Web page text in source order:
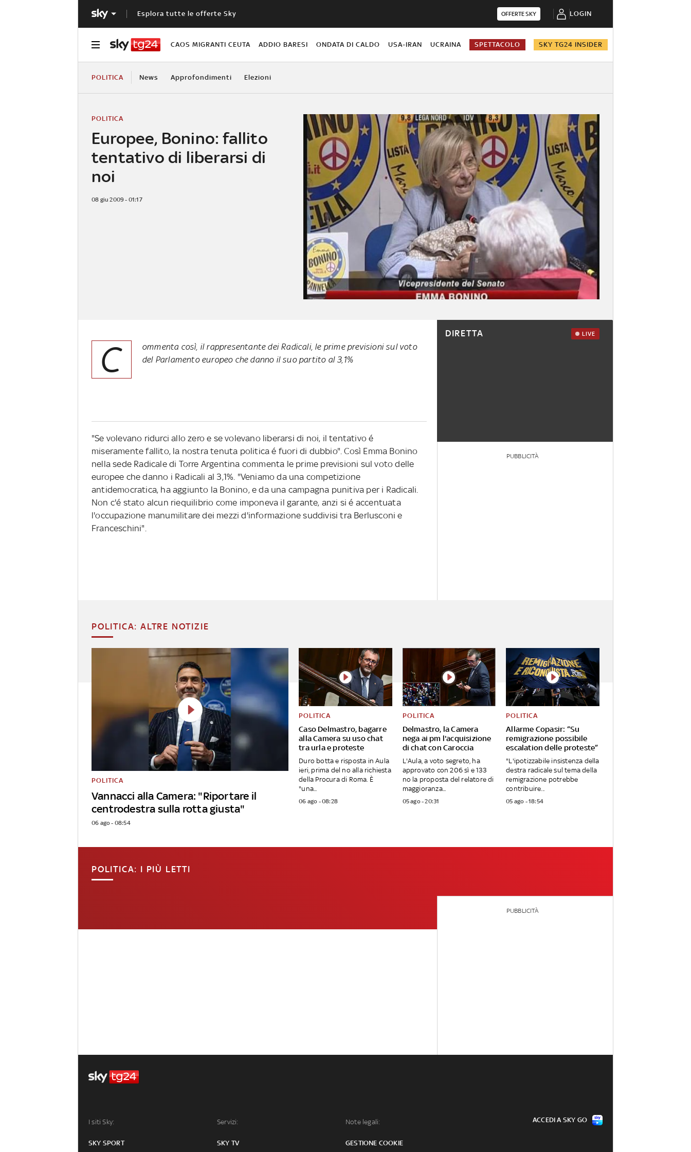
Esplora tutte le offerte Sky OFFERTE SKY LOGIN
CAOS MIGRANTI CEUTA ADDIO BARESI ONDATA DI CALDO USA-IRAN UCRAINA SPETTACOLO SKY TG24 INSIDER
POLITICA News Approfondimenti Elezioni
Europee, Bonino: fallito
tentativo di liberarsi di
noi
POLITICA
08 giu 2009 - 01:17
C
ommenta così, il rappresentante dei Radicali, le prime previsioni sul voto
del Parlamento europeo che danno il suo partito al 3,1%
"Se volevano ridurci allo zero e se volevano liberarsi di noi, il tentativo é
miseramente fallito, la nostra tenuta politica é fuori di dubbio". Così Emma Bonino
nella sede Radicale di Torre Argentina commenta le prime previsioni sul voto delle
europee che danno i Radicali al 3,1%. "Veniamo da una competizione
antidemocratica, ha aggiunto la Bonino, e da una campagna punitiva per i Radicali.
Non c'é stato alcun riequilibrio come imponeva il garante, anzi si é accentuata
l'occupazione manumilitare dei mezzi d'informazione suddivisi tra Berlusconi e
Franceschini".
DIRETTA LIVE
PUBBLICITÀ
POLITICA: ALTRE NOTIZIE
Vannacci alla Camera: "Riportare il
centrodestra sulla rotta giusta"
POLITICA
06 ago - 08:54
Caso Delmastro, bagarre
alla Camera su uso chat
tra urla e proteste
POLITICA
Duro botta e risposta in Aula
ieri, prima del no alla richiesta
della Procura di Roma. È
"una...
06 ago - 08:28
Delmastro, la Camera
nega ai pm l'acquisizione
di chat con Caroccia
POLITICA
L'Aula, a voto segreto, ha
approvato con 206 sì e 133
no la proposta del relatore di
maggioranza...
05 ago - 20:31
Allarme Copasir: “Su
remigrazione possibile
escalation delle proteste”
POLITICA
"L'ipotizzabile insistenza della
destra radicale sul tema della
remigrazione potrebbe
contribuire...
05 ago - 18:54
POLITICA: I PIÙ LETTI
PUBBLICITÀ
I siti Sky:
SKY SPORT
Servizi:
SKY TV
Note legali:
GESTIONE COOKIE
ACCEDI A SKY GO